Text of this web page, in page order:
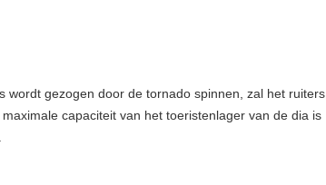
wordt gezogen door de tornado spinnen, zal het ruiters
capaciteit van het toeristenlager van de dia is